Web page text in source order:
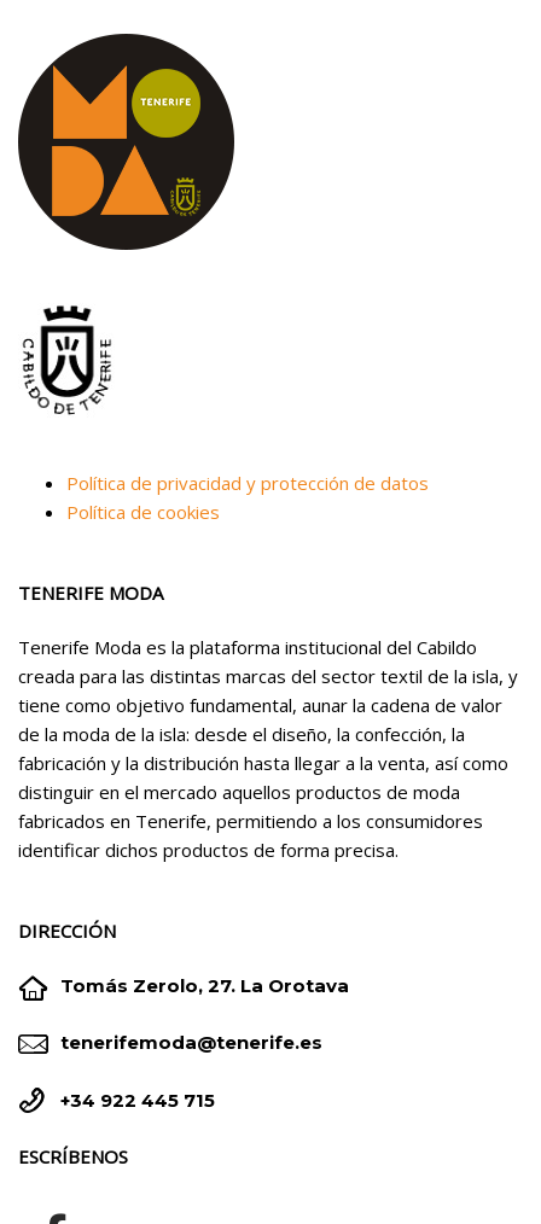
Política de privacidad y protección de datos
Política de cookies
TENERIFE MODA
Tenerife Moda es la plataforma institucional del Cabildo
creada para las distintas marcas del sector textil de la isla, y
tiene como objetivo fundamental, aunar la cadena de valor
de la moda de la isla: desde el diseño, la confección, la
fabricación y la distribución hasta llegar a la venta, así como
distinguir en el mercado aquellos productos de moda
fabricados en Tenerife, permitiendo a los consumidores
identificar dichos productos de forma precisa.
DIRECCIÓN

 Tomás Zerolo, 27. La Orotava

 tenerifemoda@tenerife.es

 +34 922 445 715
ESCRÍBENOS